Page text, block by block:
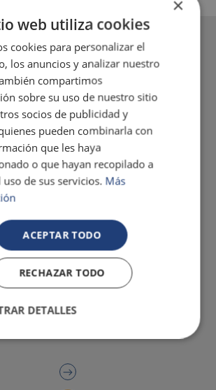
×
web utiliza cookies
cookies para personalizar el
los anuncios y analizar nuestro
compartimos
sobre su uso de nuestro sitio
socios de publicidad y
pueden combinarla con
que les haya
o que hayan recopilado a
de sus servicios. Más
ACEPTAR TODO
RECHAZAR TODO
DETALLES